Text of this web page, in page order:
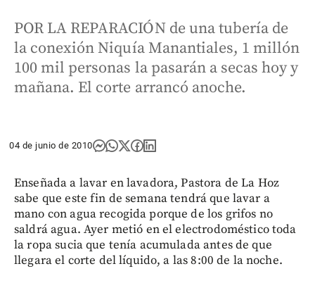
POR LA REPARACIÓN de una tubería de
la conexión Niquía Manantiales, 1 millón
100 mil personas la pasarán a secas hoy y
mañana. El corte arrancó anoche.
04 de junio de 2010
Enseñada a lavar en lavadora, Pastora de La Hoz
sabe que este fin de semana tendrá que lavar a
mano con agua recogida porque de los grifos no
saldrá agua. Ayer metió en el electrodoméstico toda
la ropa sucia que tenía acumulada antes de que
llegara el corte del líquido, a las 8:00 de la noche.